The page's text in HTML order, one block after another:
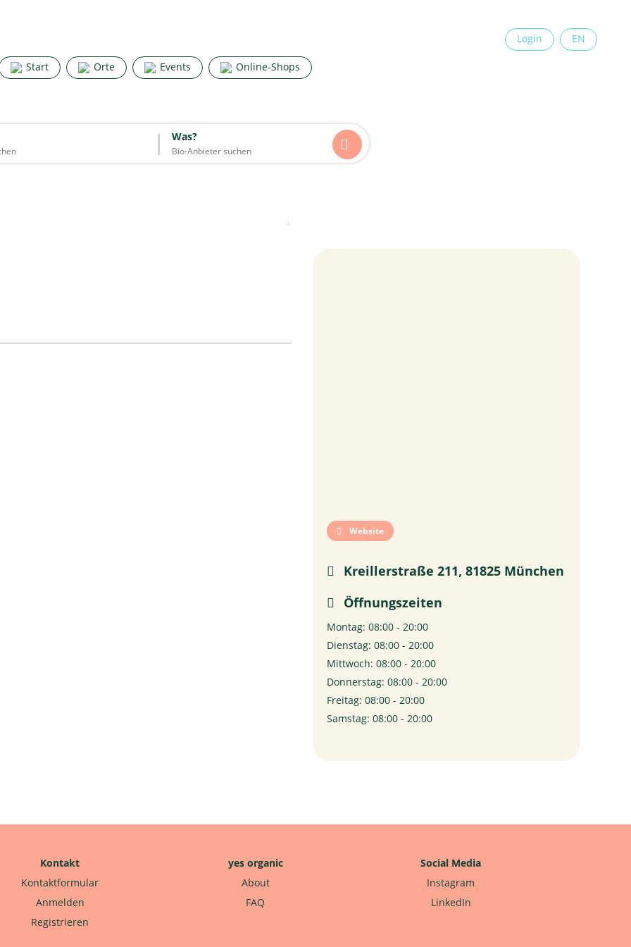
Start Orte Events Online-Shops
Login EN
Was?
×
Start Orte Events Online-Shops
Was?
Website
Kreillerstraße 211, 81825 München
Öffnungszeiten
Montag: 08:00 - 20:00
Dienstag: 08:00 - 20:00
Mittwoch: 08:00 - 20:00
Donnerstag: 08:00 - 20:00
Freitag: 08:00 - 20:00
Samstag: 08:00 - 20:00
Kontakt
Kontaktformular
Anmelden
Registrieren
yes organic
About
FAQ
Social Media
Instagram
LinkedIn